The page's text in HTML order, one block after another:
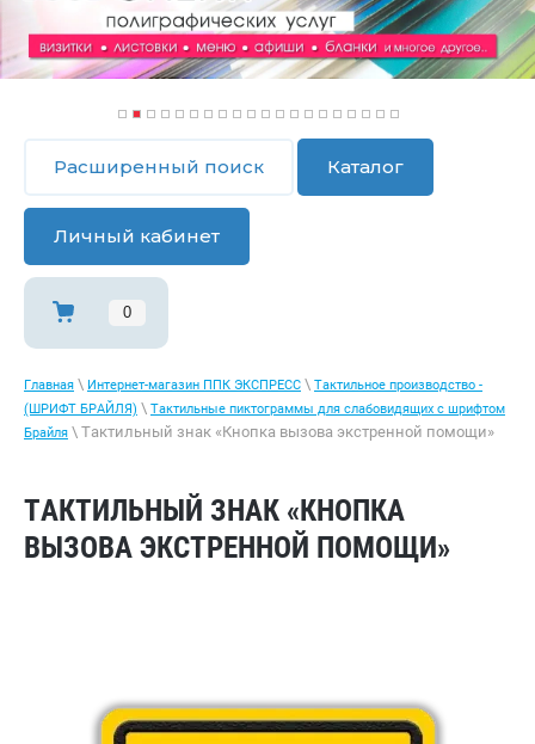
1 2 3 4 5 6 7 8 9 1 1 1 1 1 1 1 1 1 1 2
Расширенный поиск Каталог
Личный кабинет
0
Главная \ Интернет-магазин ППК ЭКСПРЕСС \ Тактильное производство -
(ШРИФТ БРАЙЛЯ) \ Тактильные пиктограммы для слабовидящих с шрифтом
Брaйля \ Тактильный знак «Кнопка вызова экстренной помощи»
ТАКТИЛЬНЫЙ ЗНАК «КНОПКА
ВЫЗОВА ЭКСТРЕННОЙ ПОМОЩИ»